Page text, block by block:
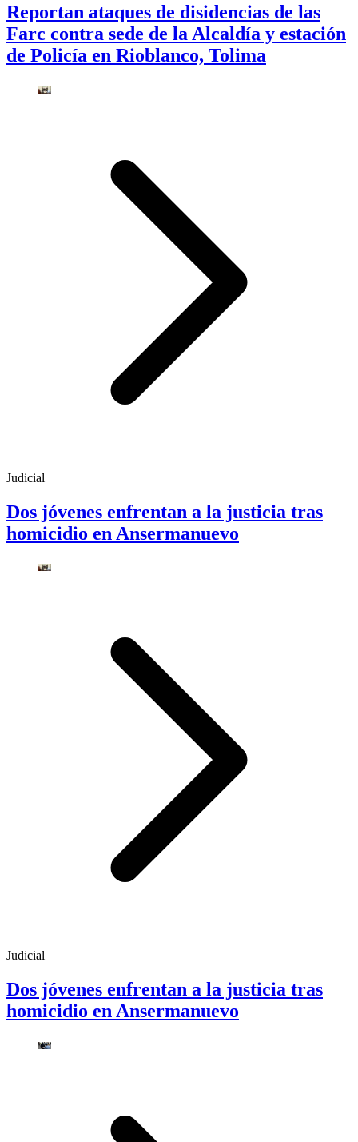
Reportan ataques de disidencias de las
Farc contra sede de la Alcaldía y estación
de Policía en Rioblanco, Tolima
Judicial
Dos jóvenes enfrentan a la justicia tras
homicidio en Ansermanuevo
Judicial
Dos jóvenes enfrentan a la justicia tras
homicidio en Ansermanuevo